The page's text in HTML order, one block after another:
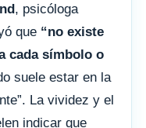
, psicóloga
que “no existe
cada símbolo o
suele estar en la
La vividez y el
indicar que